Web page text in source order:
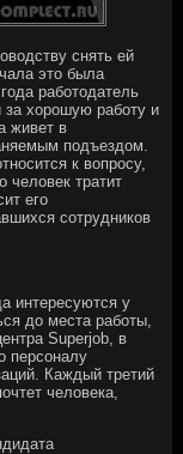
снять ей
это была
работодатель
за хорошую работу и
живет в
подъездом.
к вопросу,
человек тратит
его
сотрудников
интересуются у
до места работы,
Superjob, в
персоналу
Каждый третий
человека,